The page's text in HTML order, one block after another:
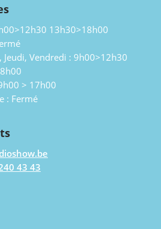
13h30>18h00
Jeudi, Vendredi : 9h00>12h30
> 17h00
: Fermé
43 43